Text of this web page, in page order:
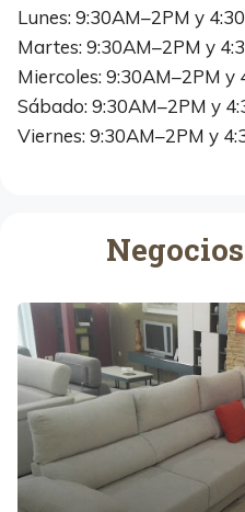
Lunes: 9:30AM–2PM y
Martes: 9:30AM–2PM y
Miercoles: 9:30AM–2PM y
Sábado: 9:30AM–2PM y
Viernes: 9:30AM–2PM y
P
a
r
a
j
d
e